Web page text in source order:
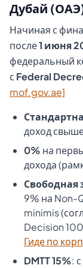
Дубай
Начиная с
после1 июня
федеральный
с Federal
mof.gov.ae]
доход
0% на
дохода
Свободная
9% на Non-
minimis
Decision
Гиде по
DMTT 15%: